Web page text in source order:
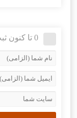
0 تا کنون ثبت شده است